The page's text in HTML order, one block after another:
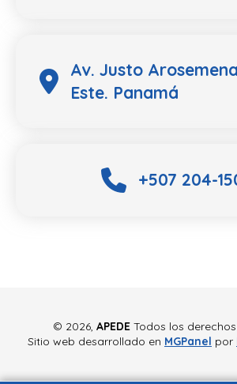
Av. Justo
Este. Panamá
+507 204-
© 2026, APEDE Todos los
Sitio web desarrollado en MGPanel por